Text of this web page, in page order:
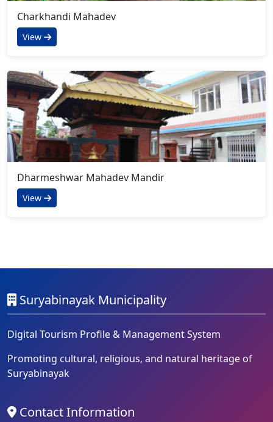
Charkhandi Mahadev
View
Dharmeshwar Mahadev Mandir
View
Suryabinayak Municipality
Digital Tourism Profile & Management System
Promoting cultural, religious, and natural heritage of
Suryabinayak
Contact Information